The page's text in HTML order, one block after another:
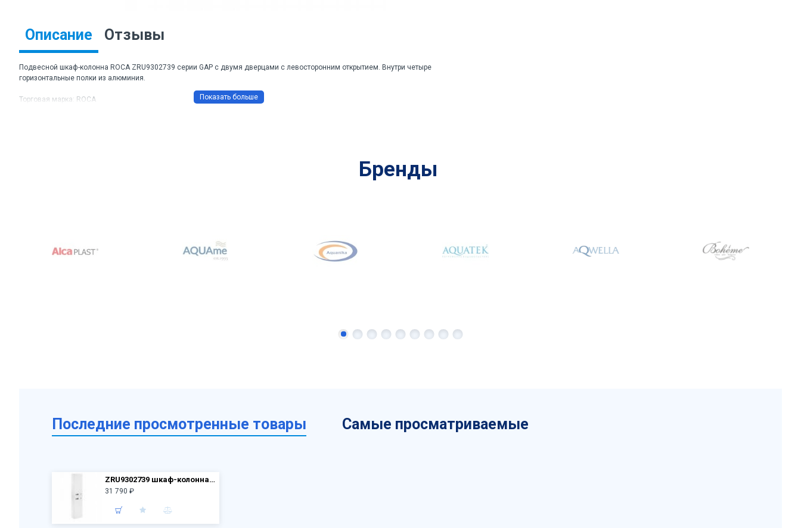
Описание Отзывы
Подвесной шкаф-колонна ROCA ZRU9302739 серии GAP с двумя дверцами с левосторонним открытием. Внутри четыре
горизонтальные полки из алюминия.
Торговая марка: ROCA
Бренды
Последние просмотренные товары Самые просматриваемые
ZRU9302739 шкаф-колонна GAP левый /160,2х34,4х19,9/ белый
31 790 ₽